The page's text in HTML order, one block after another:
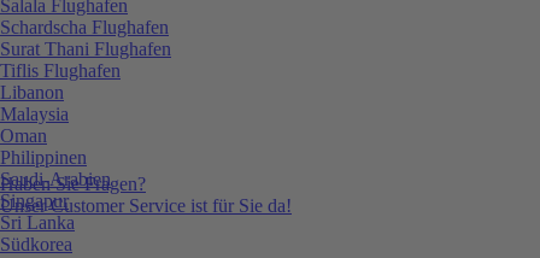
Haben Sie Fragen?
Unser Customer Service ist für Sie da!
Salala Flughafen
Schardscha Flughafen
Surat Thani Flughafen
Tiflis Flughafen
Libanon
Malaysia
Oman
Philippinen
Saudi-Arabien
Singapur
Sri Lanka
Südkorea